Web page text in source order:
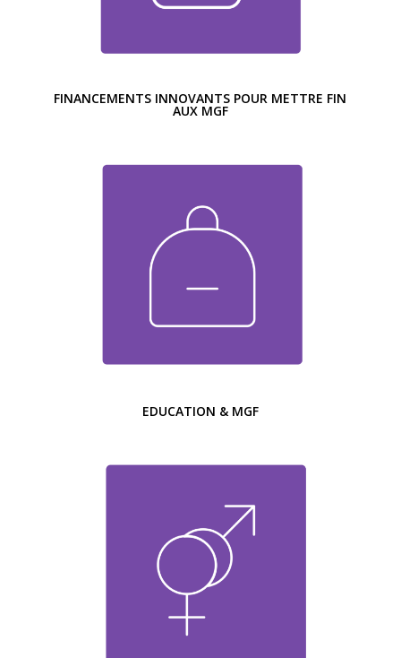
FINANCEMENTS INNOVANTS POUR METTRE FIN
AUX MGF
EDUCATION & MGF